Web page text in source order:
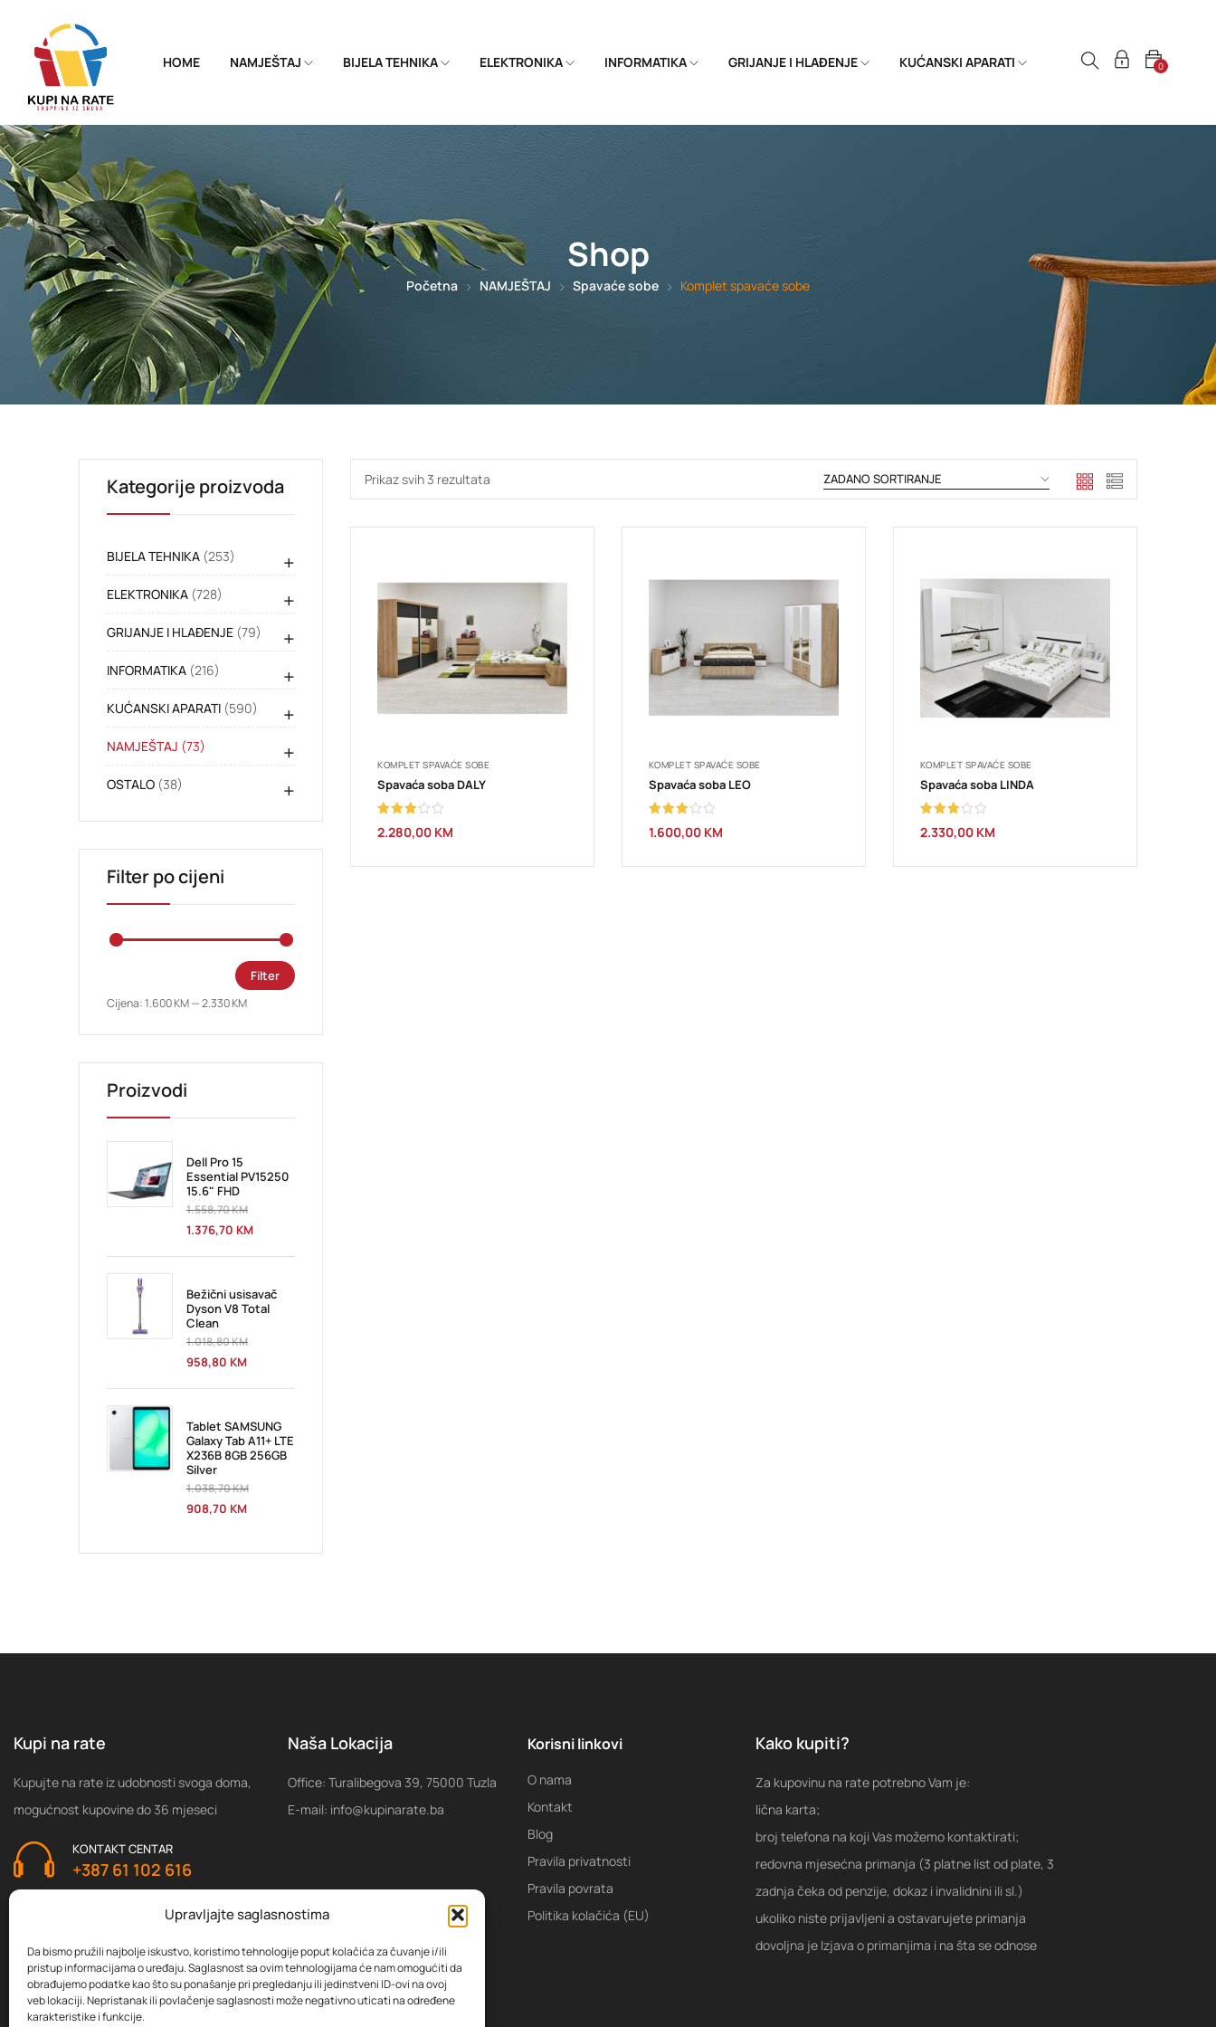
Upravljajte saglasnostima
Da bismo pružili najbolje iskustvo, koristimo tehnologije poput kolačića za čuvanje i/ili
pristup informacijama o uređaju. Saglasnost sa ovim tehnologijama će nam omogućiti da
obrađujemo podatke kao što su ponašanje pri pregledanju ili jedinstveni ID-ovi na ovoj
veb lokaciji. Nepristanak ili povlačenje saglasnosti može negativno uticati na određene
karakteristike i funkcije.
HOME NAMJEŠTAJ BIJELA TEHNIKA ELEKTRONIKA INFORMATIKA GRIJANJE I HLAĐENJE KUĆANSKI APARATI 0
Shop
Početna NAMJEŠTAJ Spavaće sobe Komplet spavaće sobe
Kategorije proizvoda
BIJELA TEHNIKA (253) +
ELEKTRONIKA (728) +
GRIJANJE I HLAĐENJE (79) +
INFORMATIKA (216) +
KUĆANSKI APARATI (590) +
NAMJEŠTAJ (73) +
OSTALO (38) +
Filter po cijeni
Filter
Cijena:1.600 KM—2.330 KM
Proizvodi
Dell Pro 15
Essential PV15250
15.6" FHD
1.558,70KM
1.376,70 KM
Bežični usisavač
Dyson V8 Total
Clean
1.018,80KM
958,80 KM
Tablet SAMSUNG
Galaxy Tab A11+ LTE
X236B 8GB 256GB
Silver
1.038,70KM
908,70 KM
Prikaz svih 3 rezultata
KOMPLET SPAVAĆE SOBE
Spavaća soba DALY
Ocjenjeno
3.00
2.280,00 KM
KOMPLET SPAVAĆE SOBE
Spavaća soba LEO
Ocjenjeno
3.00
1.600,00 KM
KOMPLET SPAVAĆE SOBE
Spavaća soba LINDA
Ocjenjeno
3.00
2.330,00 KM
Kupi na rate
Kupujte na rate iz udobnosti svoga doma,
mogućnost kupovine do 36 mjeseci
KONTAKT CENTAR
+387 61 102 616
Naša Lokacija
Office: Turalibegova 39, 75000 Tuzla
E-mail: info@kupinarate.ba
Korisni linkovi
O nama
Kontakt
Blog
Pravila privatnosti
Pravila povrata
Politika kolačića (EU)
Kako kupiti?
Za kupovinu na rate potrebno Vam je:
lična karta;
broj telefona na koji Vas možemo kontaktirati;
redovna mjesećna primanja (3 platne list od plate, 3
zadnja čeka od penzije, dokaz i invalidnini ili sl.)
ukoliko niste prijavljeni a ostavarujete primanja
dovoljna je Izjava o primanjima i na šta se odnose